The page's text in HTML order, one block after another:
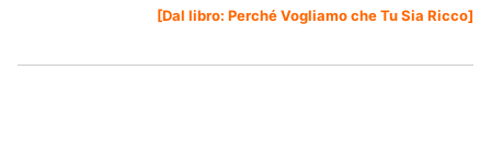
[Dal libro: Perché Vogliamo che Tu Sia Ricco]